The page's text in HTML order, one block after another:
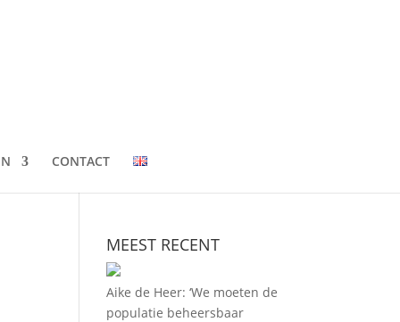
CONTACT
MEEST RECENT
Aike de Heer: ‘We moeten de
populatie beheersbaar